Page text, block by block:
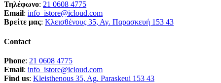
Τηλέφωνο: 21 0608 4775
Email: info_istore@icloud.com
Βρείτε μας: Κλεισθένους 35, Αγ. Παρασκευή 153 43
Contact
Phone: 21 0608 4775
Email: info_istore@icloud.com
Find us: Kleisthenous 35, Ag. Paraskeui 153 43